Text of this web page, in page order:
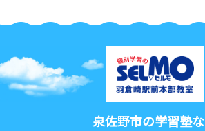
泉佐野市の学習塾